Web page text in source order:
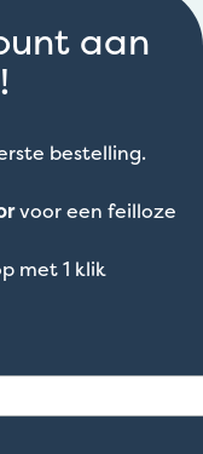
aan
bestelling.
voor een feilloze
met 1 klik